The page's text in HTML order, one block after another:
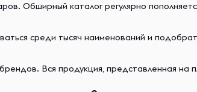
Обширный каталог регулярно
среди тысяч наименований и
Вся продукция, представленная на